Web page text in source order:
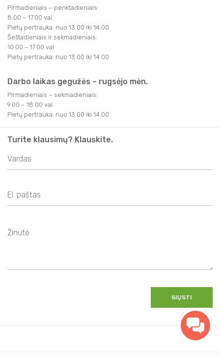
Pirmadieniais – penktadieniais:
8.00 – 17.00 val.
Pietų pertrauka: nuo 13.00 iki 14.00
Šeštadieniais ir sekmadieniais:
10.00 – 17.00 val.
Pietų pertrauka: nuo 13.00 iki 14.00
Darbo laikas gegužės – rugsėjo mėn.
Pirmadieniais – sekmadieniais:
9.00 – 18.00 val.
Pietų pertrauka: nuo 13.00 iki 14.00
Turite klausimų? Klauskite.